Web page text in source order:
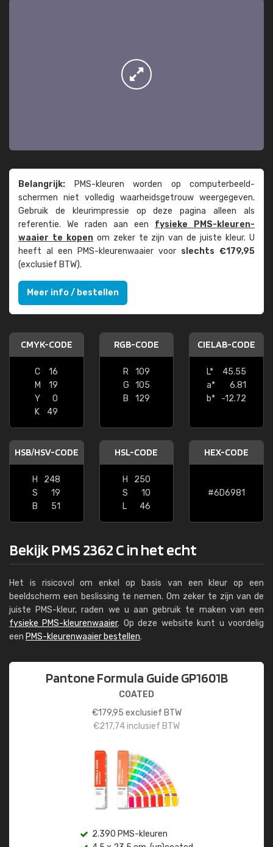
Belangrijk: PMS-kleuren worden op computer­beeld­
schermen niet volledig waarheids­­getrouw weer­gegeven.
Gebruik de kleur­impressie op deze pagina alleen als
referentie. We raden aan een fysieke PMS-kleuren­
waaier te kopenom zeker te zijn van de juiste kleur. U
heeft al een PMS-kleuren­waaier voor slechts €179,95
(exclusief BTW).
Meer info / bestellen
CMYK-CODE
C
16
M
19
Y
0
K
49
RGB-CODE
R
109
G
105
B
129
CIELAB-CODE
L*
45.55
a*
6.81
b*
-12.72
HSB/HSV-CODE
H
248
S
19
B
51
HSL-CODE
H
250
S
10
L
46
HEX-CODE
#6D6981
Bekijk PMS 2362 C in het echt
Het is risicovol om enkel op basis van een kleur op een
beeldscherm een beslissing te nemen. Om zeker te zijn van de
juiste PMS-kleur, raden we u aan gebruik te maken van een
fysieke PMS-kleurenwaaier. Op deze website kunt u voordelig
een PMS-kleurenwaaier bestellen.
Pantone Formula Guide GP1601B
COATED
€179,95 exclusief BTW
€217,74inclusief BTW
2.390 PMS-kleuren